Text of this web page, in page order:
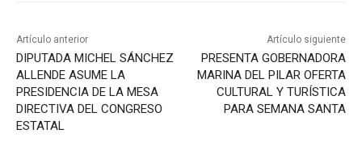
Artículo anterior
DIPUTADA MICHEL SÁNCHEZ
ALLENDE ASUME LA
PRESIDENCIA DE LA MESA
DIRECTIVA DEL CONGRESO
ESTATAL
Artículo siguiente
PRESENTA GOBERNADORA
MARINA DEL PILAR OFERTA
CULTURAL Y TURÍSTICA
PARA SEMANA SANTA